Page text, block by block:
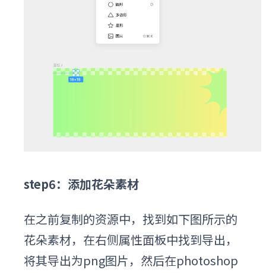
step6：添加花朵素材
在之前复制的资源中，找到如下图所示的
花朵素材，在右侧属性面板中找到导出，
将其导出为png图片，然后在photoshop